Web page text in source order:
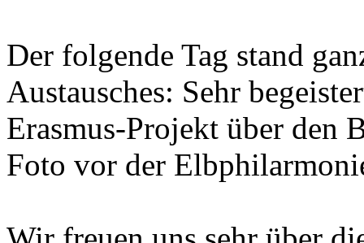
Der folgende Tag stand
Austausches: Sehr
Erasmus-Projekt über den
Foto vor der